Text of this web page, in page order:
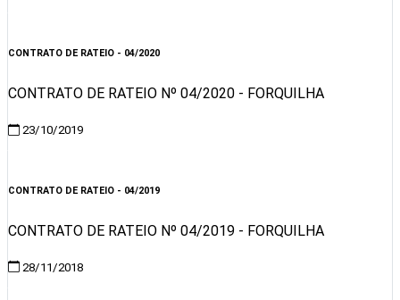
CONTRATO DE RATEIO - 04/2020
CONTRATO DE RATEIO Nº 04/2020 - FORQUILHA
23/10/2019
CONTRATO DE RATEIO - 04/2019
CONTRATO DE RATEIO Nº 04/2019 - FORQUILHA
28/11/2018